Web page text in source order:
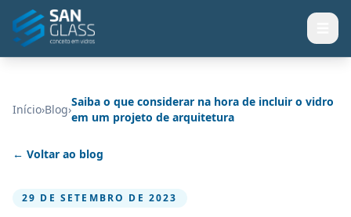
Início›Blog›
Saiba o que considerar na hora de incluir o vidro
em um projeto de arquitetura
← Voltar ao blog
29 DE SETEMBRO DE 2023